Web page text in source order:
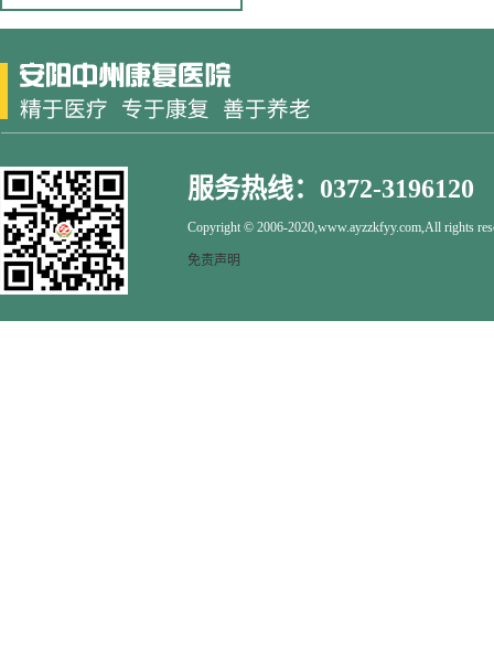
服务热线：0372-3196120
Copyright © 2006-2020,www.ayzzkfyy.com,All rights
免责声明